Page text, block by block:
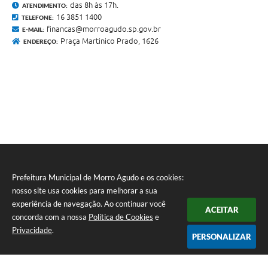
Prefeitura Municipal de Morro Agudo e os cookies:
nosso site usa cookies para melhorar a sua
experiência de navegação. Ao continuar você
concorda com a nossa Política de Cookies e
Privacidade.
ACEITAR
PERSONALIZAR
ATENDIMENTO: das 8h às 17h.
TELEFONE: 16 3851 1400
E-MAIL: financas@morroagudo.sp.gov.br
ENDEREÇO: Praça Martinico Prado, 1626